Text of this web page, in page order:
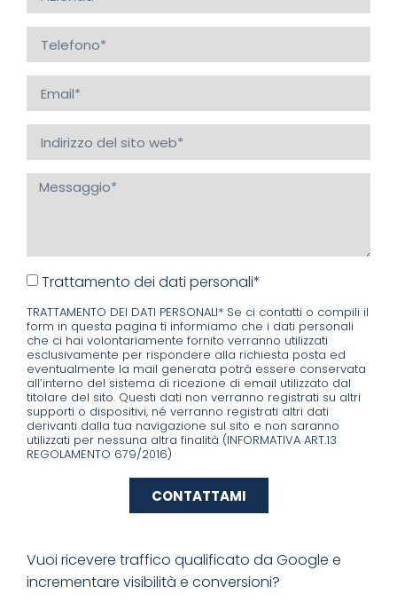
Vuoi ricevere traffico qualificato da Google e
incrementare visibilità e conversioni?
Trattamento dei dati personali*
TRATTAMENTO DEI DATI PERSONALI* Se ci contatti o compili il
form in questa pagina ti informiamo che i dati personali
che ci hai volontariamente fornito verranno utilizzati
esclusivamente per rispondere alla richiesta posta ed
eventualmente la mail generata potrà essere conservata
all’interno del sistema di ricezione di email utilizzato dal
titolare del sito. Questi dati non verranno registrati su altri
supporti o dispositivi, né verranno registrati altri dati
derivanti dalla tua navigazione sul sito e non saranno
utilizzati per nessuna altra finalità (INFORMATIVA ART.13
REGOLAMENTO 679/2016)
CONTATTAMI